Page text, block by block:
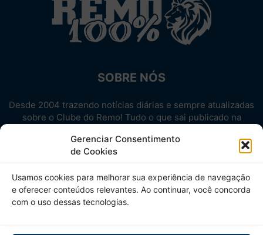
Gerenciar Consentimento
de Cookies
Usamos cookies para melhorar sua experiência de navegação
e oferecer conteúdos relevantes. Ao continuar, você concorda
com o uso dessas tecnologias.
SOBRE NÓS
Desde 2004 trazendo notícias diárias e sempre atualizadas
sobre o Clube do Remo! Tudo o que sai publicado na
Aproveite! Site não-oficial.
SIGA-NOS